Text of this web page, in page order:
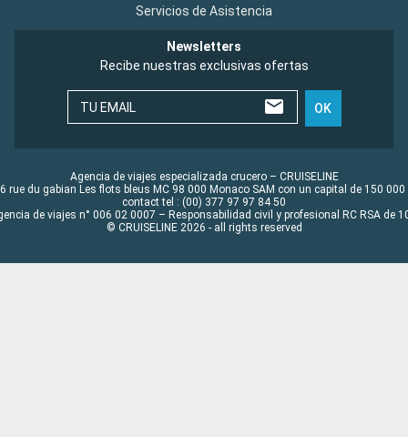
Servicios de Asistencia
Newsletters
Recibe nuestras exclusivas ofertas
TU EMAIL OK
Agencia de viajes especializada crucero – CRUISELINE
rue du gabian Les flots bleus MC 98 000 Monaco SAM con un capital de 150 000
contact tel : (00) 377 97 97 84 50
de viajes n° 006 02 0007 – Responsabilidad civil y profesional RC RSA de
© CRUISELINE 2026 - all rights reserved